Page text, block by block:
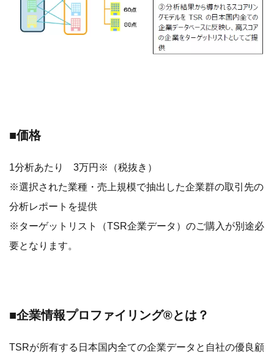
■価格
1分析あたり 3万円※（税抜き）
※選択された業種・売上規模で抽出した企業群の取引先の
分析レポートを提供
※ターゲットリスト（TSR企業データ）のご購入が別途必
要となります。
■企業情報プロファイリング®とは？
TSRが所有する日本国内全ての企業データと自社の優良顧